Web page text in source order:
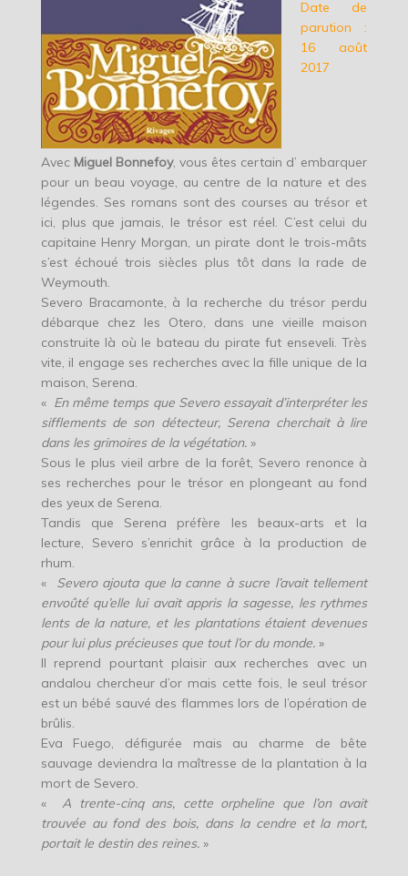
Date de
parution :
16 août
2017
Avec Miguel Bonnefoy, vous êtes certain d’ embarquer
pour un beau voyage, au centre de la nature et des
légendes. Ses romans sont des courses au trésor et
ici, plus que jamais, le trésor est réel. C’est celui du
capitaine Henry Morgan, un pirate dont le trois-mâts
s’est échoué trois siècles plus tôt dans la rade de
Weymouth.
Severo Bracamonte, à la recherche du trésor perdu
débarque chez les Otero, dans une vieille maison
construite là où le bateau du pirate fut enseveli. Très
vite, il engage ses recherches avec la fille unique de la
maison, Serena.
« En même temps que Severo essayait d’interpréter les
sifflements de son détecteur, Serena cherchait à lire
dans les grimoires de la végétation.»
Sous le plus vieil arbre de la forêt, Severo renonce à
ses recherches pour le trésor en plongeant au fond
des yeux de Serena.
Tandis que Serena préfère les beaux-arts et la
lecture, Severo s’enrichit grâce à la production de
rhum.
«
Severo ajouta que la canne à sucre l’avait tellement
envoûté qu’elle lui avait appris la sagesse, les rythmes
lents de la nature, et les plantations étaient devenues
pour lui plus précieuses que tout l’or du monde. »
Il reprend pourtant plaisir aux recherches avec un
andalou chercheur d’or mais cette fois, le seul trésor
est un bébé sauvé des flammes lors de l’opération de
brûlis.
Eva Fuego, défigurée mais au charme de bête
sauvage deviendra la maîtresse de la plantation à la
mort de Severo.
«A trente-cinq ans, cette orpheline que l’on avait
trouvée au fond des bois, dans la cendre et la mort,
portait le destin des reines.»